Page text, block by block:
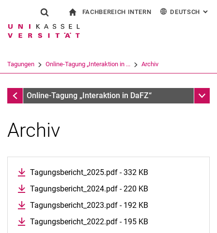
Springe direkt zu: Inhalt
Springe direkt zu: Suche
Springe direkt zu:
Suchformular
Suchbegriff
Suchen (öffnet externen Link in einem
FACHBEREICH INTERN DEUTSCH :
Tagungen Online-Tagung „Interaktion in ... Archiv
Tagungen
Online-Tagung „Interaktion in DaFZ“
Archiv
Tagungsbericht_2025.pdf - 332 KB
Tagungsbericht_2024.pdf - 220 KB
Tagungsbericht_2023.pdf - 192 KB
Tagungsbericht_2022.pdf - 195 KB